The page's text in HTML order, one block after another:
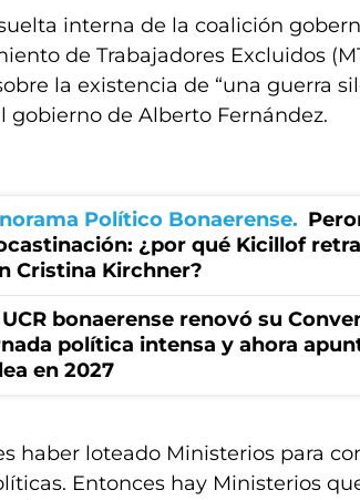
interna de la coalición
de Trabajadores Excluidos
la existencia de “una guerra
gobierno de Alberto Fernández.
Político Bonaerense
¿por qué Kicillof
Cristina Kirchner?
UCR bonaerense renovó su
política intensa y ahora
en 2027
haber loteado Ministerios para
Entonces hay Ministerios